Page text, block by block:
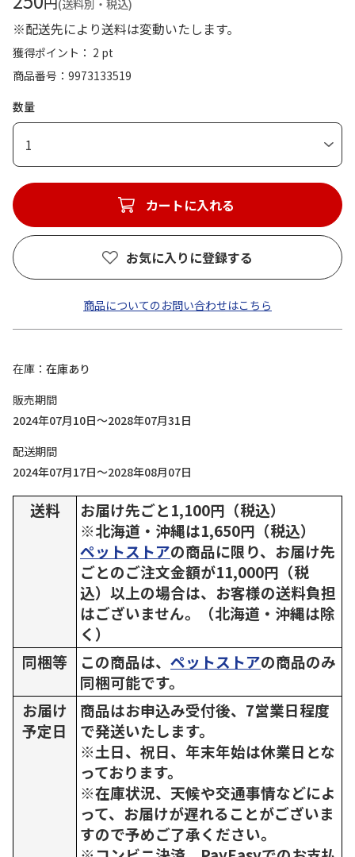
(送料別・税込)
※配送先により送料は変動いたします。
獲得ポイント： 2 pt
商品番号
9973133519
数量
1
カートに入れる
お気に入りに登録する
商品についてのお問い合わせはこちら
在庫
在庫あり
販売期間
2024年07月10日～2028年07月31日
配送期間
2024年07月17日～2028年08月07日
送料
お届け先ごと1,100円（税込）
※北海道・沖縄は1,650円（税込）
ペットストアの商品に限り、お届け先
ごとのご注文金額が11,000円（税
込）以上の場合は、お客様の送料負担
はございません。（北海道・沖縄は除
く）
同梱等
この商品は、 ペットストアの商品のみ
同梱可能です。
お届け
予定日
商品はお申込み受付後、7営業日程度
で発送いたします。
※土日、祝日、年末年始は休業日とな
っております。
※在庫状況、天候や交通事情などによ
って、お届けが遅れることがございま
すので予めご了承ください。